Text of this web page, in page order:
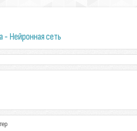
- Нейронная сеть